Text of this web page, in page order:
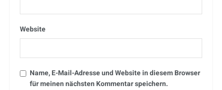
Website
Name, E-Mail-Adresse und Website in diesem Browser
für meinen nächsten Kommentar speichern.